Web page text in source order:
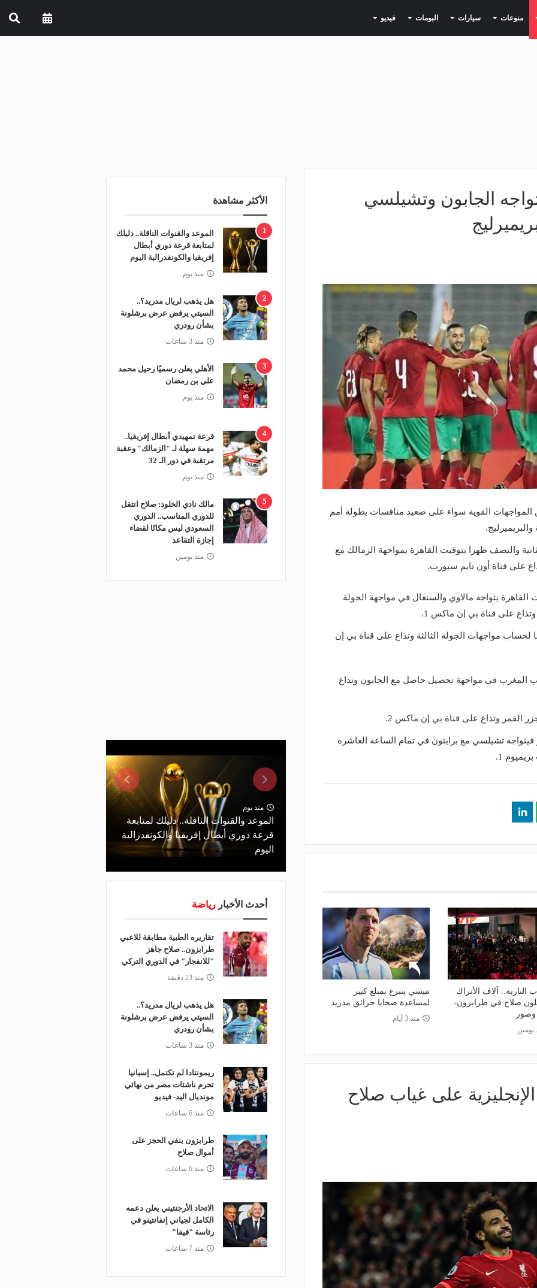
(current) منوعات (current) سيارات (current) البومات (current) فيديو (current)
الجابون وتشيلسي
المواجهات القوية سواء على صعيد منافسات بطولة أمم
والنصف ظهرا بتوقيت القاهرة بمواجهة الزمالك مع
على قناة أون تايم سبورت.
يتواجه مالاوي والسنغال في مواجهة الجولة
وتذاع على قناة بي إن ماكس 1.
لحساب مواجهات الجولة الثالثة وتذاع على قناة بي إن
المغرب في مواجهة تحصيل حاصل مع الجابون وتذاع
القمر وتذاع على قناة بي إن ماكس 2.
فيتواجه تشيلسي مع برايتون في تمام الساعة العاشرة
1.
النارية.. آلاف الأتراك
صلاح في طرابزون-
وصور
يومين
ميسي يتبرع بمبلغ كبير
لمساعدة ضحايا حرائق مدريد
منذ 3 أيام
على غياب صلاح
الأكثر مشاهدة
1
الموعد والقنوات الناقلة.. دليلك
لمتابعة قرعة دوري أبطال
إفريقيا والكونفدرالية اليوم
منذ يوم
2
هل يذهب لريال مدريد؟..
السيتي يرفض عرض برشلونة
بشأن رودري
منذ 3 ساعات
3
الأهلي يعلن رسميًا رحيل محمد
علي بن رمضان
منذ يوم
4
قرعة تمهيدي أبطال إفريقيا..
مهمة سهلة لـ "الزمالك" وعقبة
مرتقبة في دور الـ 32
منذ يوم
5
مالك نادي الخلود: صلاح انتقل
للدوري المناسب.. الدوري
السعودي ليس مكانًا لقضاء
إجازة التقاعد
منذ يومين
منذ يوم
الموعد والقنوات الناقلة.. دليلك لمتابعة
قرعة دوري أبطال إفريقيا والكونفدرالية
اليوم
أحدث الأخبار رياضة
تقاريره الطبية مطابقة للاعبي
طرابزون.. صلاح جاهز
"للانفجار" في الدوري التركي
منذ 23 دقيقة
هل يذهب لريال مدريد؟..
السيتي يرفض عرض برشلونة
بشأن رودري
منذ 3 ساعات
ريمونتادا لم تكتمل.. إسبانيا
تحرم ناشئات مصر من نهائي
مونديال اليد- فيديو
منذ 6 ساعات
طرابزون ينفي الحجز على
أموال صلاح
منذ 6 ساعات
الاتحاد الأرجنتيني يعلن دعمه
الكامل لجياني إنفانتينو في
رئاسة "فيفا"
منذ 7 ساعات